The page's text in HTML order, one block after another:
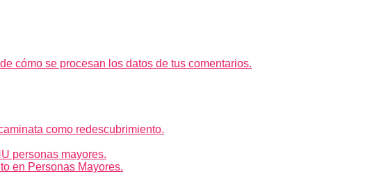
cómo se procesan los datos de tus comentarios.
como redescubrimiento.
personas mayores.
en Personas Mayores.